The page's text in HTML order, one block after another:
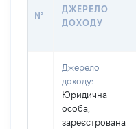
№
ДЖЕРЕЛО
ДОХОДУ
Джерело
доходу:
Юридична
особа,
зареєстрована